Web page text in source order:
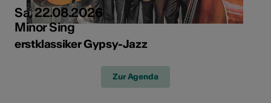
Sa, 22.08.2026
Minor Sing
erstklassiker Gypsy-Jazz
Zur Agenda